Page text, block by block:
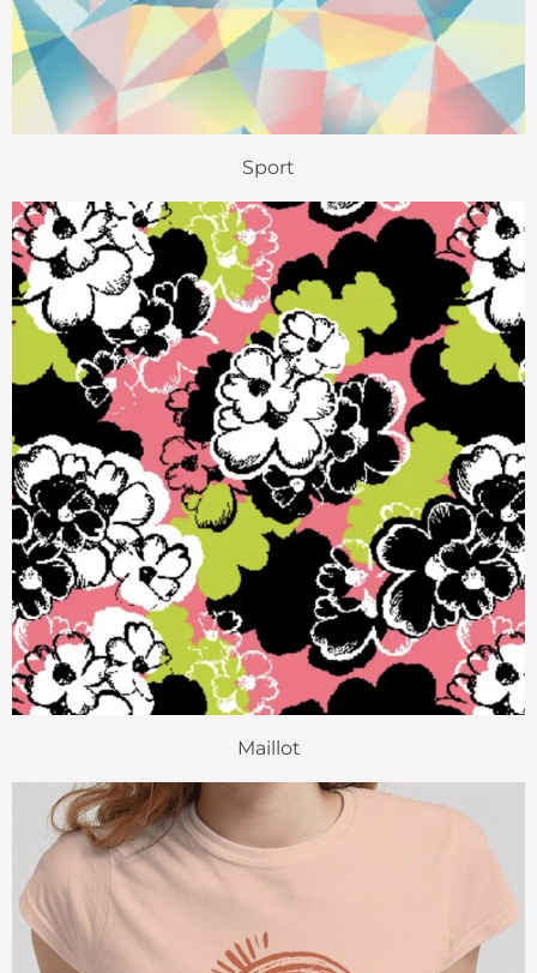
Sport
Maillot